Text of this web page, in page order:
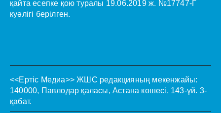
қайта есепке қою туралы 19.06.2019 ж. №17747-Г
куәлігі берілген.
<<Ертіс Медиа>> ЖШС редакцияның мекенжайы:
140000, Павлодар қаласы, Астана көшесі, 143-үй. 3-
қабат.